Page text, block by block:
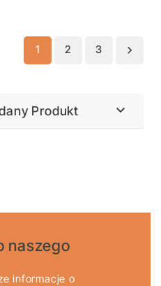
1 2 3 
Produkt 
naszego
informacje o